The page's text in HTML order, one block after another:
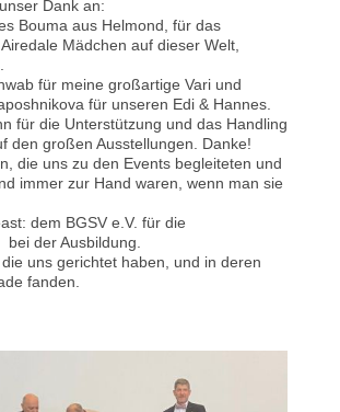
Dank an:
Bouma aus Helmond, für das
Mädchen auf dieser Welt,
für meine großartige Vari und
für unseren Edi & Hannes.
für die Unterstützung und das Handling
den großen Ausstellungen. Danke!
die uns zu den Events begleiteten und
immer zur Hand waren, wenn man sie
dem BGSV e.V. für die
bei der Ausbildung.
uns gerichtet haben, und in deren
fanden.